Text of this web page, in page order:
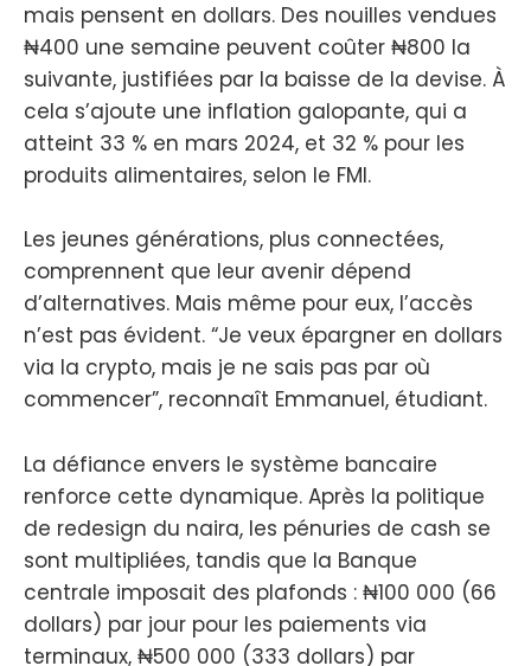
mais pensent en dollars. Des nouilles vendues
₦400 une semaine peuvent coûter ₦800 la
suivante, justifiées par la baisse de la devise. À
cela s’ajoute une inflation galopante, qui a
atteint 33 % en mars 2024, et 32 % pour les
produits alimentaires, selon le FMI.
Les jeunes générations, plus connectées,
comprennent que leur avenir dépend
d’alternatives. Mais même pour eux, l’accès
n’est pas évident. “Je veux épargner en dollars
via la crypto, mais je ne sais pas par où
commencer”, reconnaît Emmanuel, étudiant.
La défiance envers le système bancaire
renforce cette dynamique. Après la politique
de redesign du naira, les pénuries de cash se
sont multipliées, tandis que la Banque
centrale imposait des plafonds : ₦100 000 (66
dollars) par jour pour les paiements via
terminaux, ₦500 000 (333 dollars) par